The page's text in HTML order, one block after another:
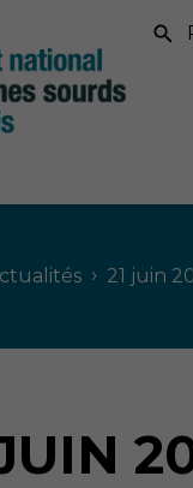
› 21 juin